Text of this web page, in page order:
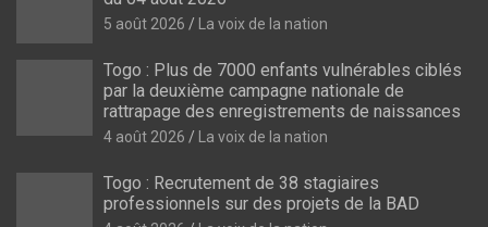
5 août 2026 La voix de la nation
Togo : Plus de 7000 enfants vulnérables ciblés
par la deuxième campagne nationale de
rattrapage des enregistrements de naissances
4 août 2026 La voix de la nation
Togo : Recrutement de 38 stagiaires
professionnels sur des projets de la BAD